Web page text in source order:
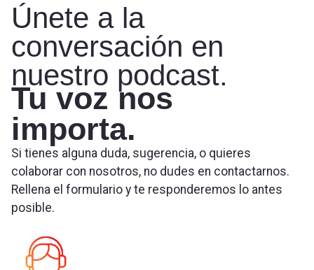
Únete a la
conversación en
nuestro podcast.
Tu voz nos
importa.
Si tienes alguna duda, sugerencia, o quieres
colaborar con nosotros, no dudes en contactarnos.
Rellena el formulario y te responderemos lo antes
posible.